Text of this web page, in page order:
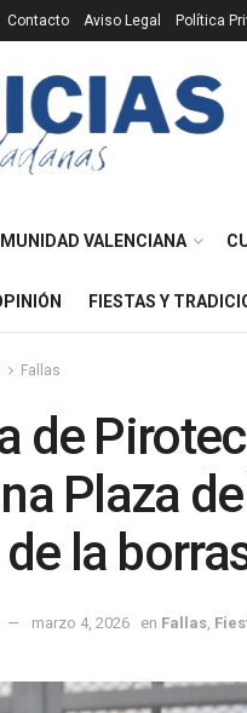
Contacto Aviso Legal Política
VALENCIANA
FIESTAS Y
Fallas
de
Plaza
la
marzo 4, 2026 en Fallas